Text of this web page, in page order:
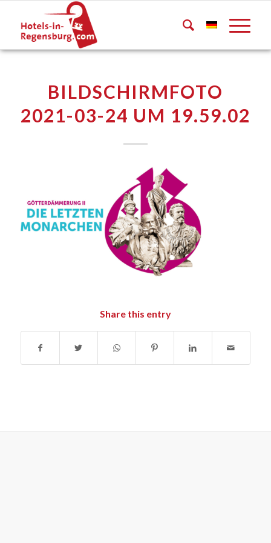
BILDSCHIRMFOTO
2021-03-24 UM 19.59.02
Share this entry